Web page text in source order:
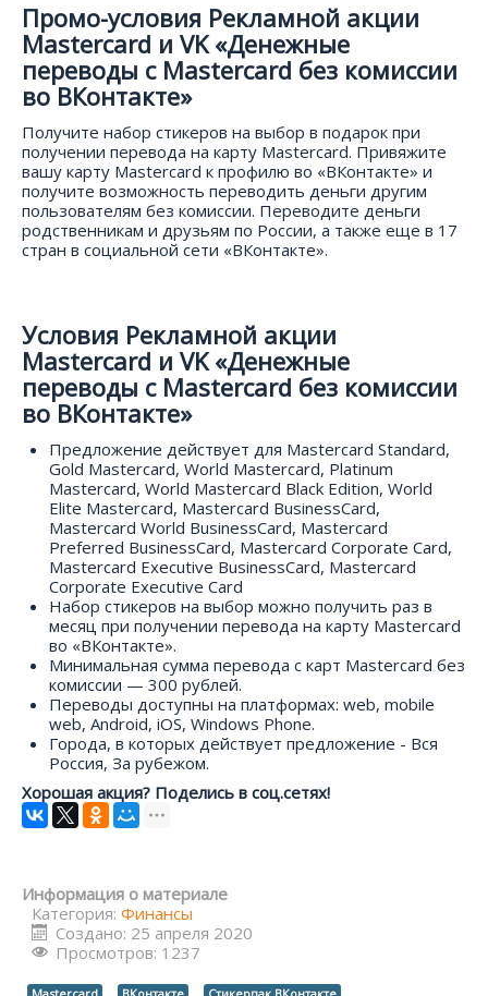
Промо-условия Рекламной акции
Mastercard и VK «Денежные
переводы с Mastercard без комиссии
во ВКонтакте»
Получите набор стикеров на выбор в подарок при
получении перевода на карту Mastercard. Привяжите
вашу карту Mastercard к профилю во «ВКонтакте» и
получите возможность переводить деньги другим
пользователям без комиссии. Переводите деньги
родственникам и друзьям по России, а также еще в 17
стран в социальной сети «ВКонтакте».
Условия Рекламной акции
Mastercard и VK «Денежные
переводы с Mastercard без комиссии
во ВКонтакте»
Предложение действует для Mastercard Standard,
Gold Mastercard, World Mastercard, Platinum
Mastercard, World Mastercard Black Edition, World
Elite Mastercard, Mastercard BusinessСard,
Mastercard World BusinessСard, Mastercard
Preferred BusinessСard, Mastercard Corporate Card,
Mastercard Executive BusinessCard, Mastercard
Corporate Executive Card
Набор стикеров на выбор можно получить раз в
месяц при получении перевода на карту Mastercard
во «ВКонтакте».
Минимальная сумма перевода с карт Mastercard без
комиссии — 300 рублей.
Переводы доступны на платформах: web, mobile
web, Android, iOS, Windows Phone.
Города, в которых действует предложение - Вся
Россия, За рубежом.
Хорошая акция? Поделись в соц.сетях!
Информация о материале
Категория: Финансы
Создано: 25 апреля 2020
Просмотров: 1237